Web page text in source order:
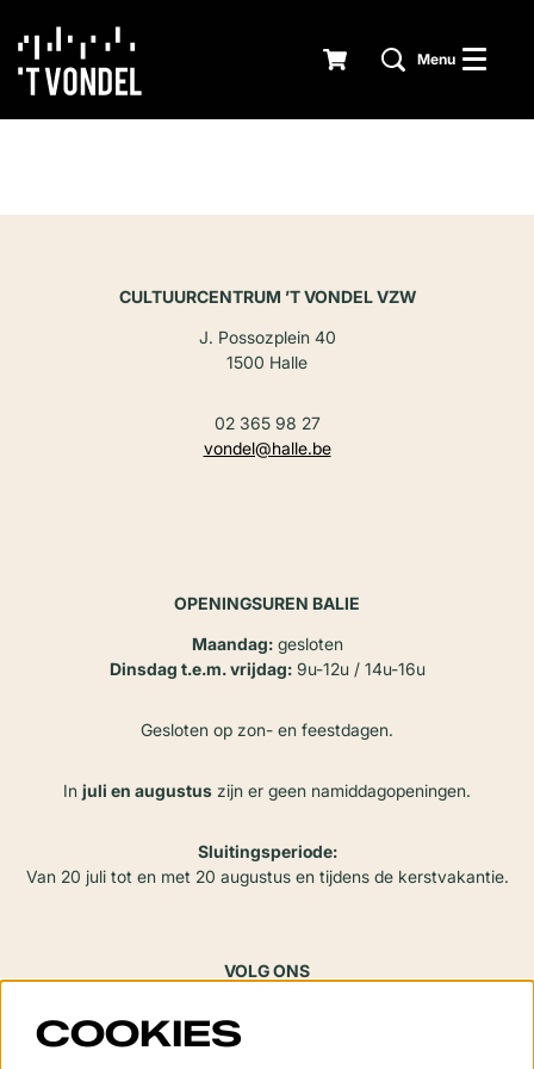
Menu
CULTUURCENTRUM ’T VONDEL VZW
J. Possozplein 40
1500 Halle
02 365 98 27
vondel@halle.be
OPENINGSUREN BALIE
Maandag:gesloten
Dinsdag t.e.m. vrijdag:9u-12u / 14u-16u
Gesloten op zon- en feestdagen.
In juli en augustus zijn er geen namiddagopeningen.
Sluitingsperiode:
Van 20 juli tot en met 20 augustus en tijdens de kerstvakantie.
VOLG ONS
COOKIES